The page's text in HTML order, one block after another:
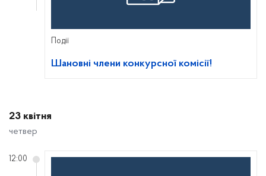
Події
Шановні члени конкурсної комісії!
23 квітня
четвер
12:00